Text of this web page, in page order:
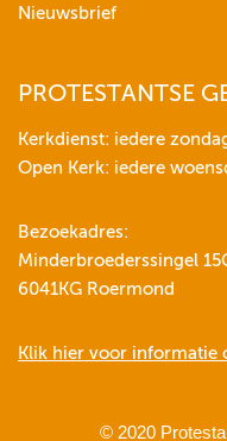
Nieuwsbrief
PROTESTANTSE
Kerkdienst: iedere
Open Kerk: iedere
Bezoekadres:
Minderbroederssingel
6041KG Roermond
Klik hier voor informatie
© 2020